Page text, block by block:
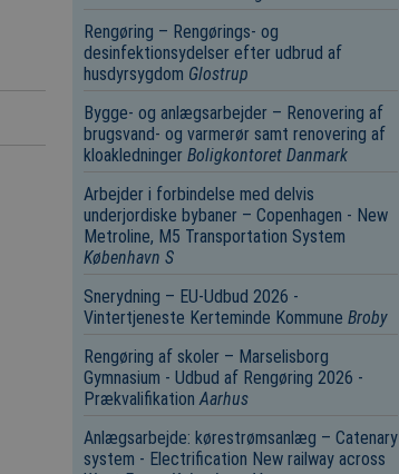
Rengøring – Rengørings- og
desinfektionsydelser efter udbrud af
husdyrsygdom Glostrup
Bygge- og anlægsarbejder – Renovering af
brugsvand- og varmerør samt renovering af
kloakledninger Boligkontoret Danmark
Arbejder i forbindelse med delvis
underjordiske bybaner – Copenhagen - New
Metroline, M5 Transportation System
København S
Snerydning – EU-Udbud 2026 -
Vintertjeneste Kerteminde Kommune Broby
Rengøring af skoler – Marselisborg
Gymnasium - Udbud af Rengøring 2026 -
Prækvalifikation Aarhus
Anlægsarbejde: kørestrømsanlæg – Catenary
system - Electrification New railway across